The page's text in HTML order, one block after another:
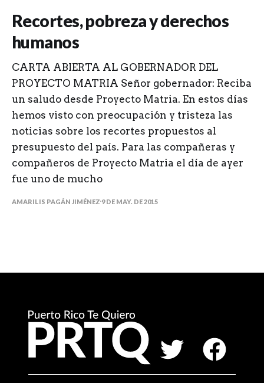
Recortes, pobreza y derechos
humanos
CARTA ABIERTA AL GOBERNADOR DEL
PROYECTO MATRIA Señor gobernador: Reciba
un saludo desde Proyecto Matria. En estos días
hemos visto con preocupación y tristeza las
noticias sobre los recortes propuestos al
presupuesto del país. Para las compañeras y
compañeros de Proyecto Matria el día de ayer
fue uno de mucho
AMARILIS PAGÁN JIMÉNEZ 9 DE MAY. DE 2015